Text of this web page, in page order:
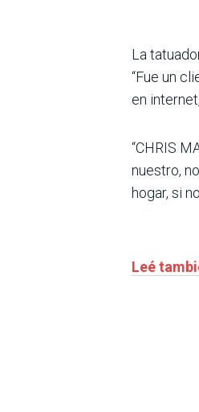
La
“Fue un
en
“CHRIS
nuestro,
hogar, si
Leé